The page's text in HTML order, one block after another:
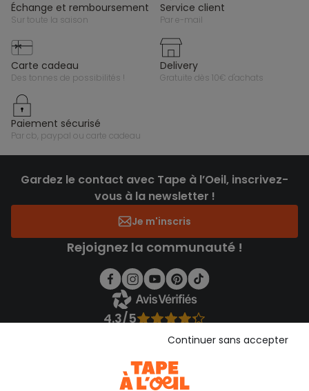
échange et remboursement
sur toute la saison
service client
par e-mail
carte cadeau
des tonnes de possibilités !
delivery
gratuite dès 10€ d'achats
paiement sécurisé
par cb, paypal ou carte cadeau
Gardez le contact avec Tape à l’Oeil, inscrivez-
vous à la newsletter !
Je m'inscris
Rejoignez la communauté !
4.3/5
Voir l’attestation de confiance
Téléchargez notre application
Continuer sans accepter